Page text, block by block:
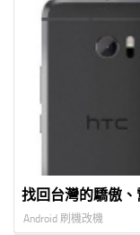
找回台灣的驕傲、
Android 刷機改機